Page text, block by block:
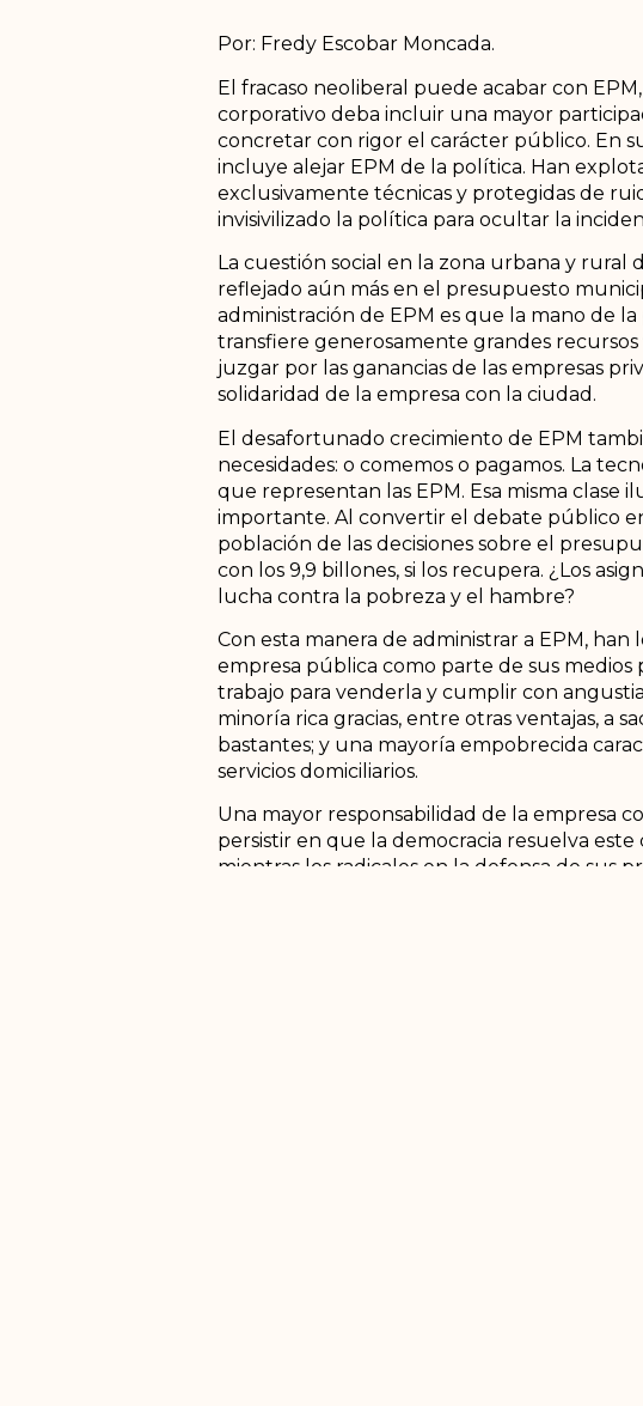
Por: Fredy Escobar Moncada.
El fracaso neoliberal puede acabar con
corporativo deba incluir una mayor
concretar con rigor el carácter público. En
incluye alejar EPM de la política. Han
exclusivamente técnicas y protegidas de
invisivilizado la política para ocultar la
La cuestión social en la zona urbana y
reflejado aún más en el presupuesto
administración de EPM es que la mano de
transfiere generosamente grandes
juzgar por las ganancias de las empresas
solidaridad de la empresa con la ciudad.
El desafortunado crecimiento de EPM
necesidades: o comemos o pagamos. La
que representan las EPM. Esa misma
importante. Al convertir el debate público
población de las decisiones sobre el
con los 9,9 billones, si los recupera. ¿Los
lucha contra la pobreza y el hambre?
Con esta manera de administrar a EPM,
empresa pública como parte de sus
trabajo para venderla y cumplir con
minoría rica gracias, entre otras ventajas, a
bastantes; y una mayoría empobrecida
servicios domiciliarios.
Una mayor responsabilidad de la empresa
persistir en que la democracia resuelva
mientras los radicales en la defensa de sus